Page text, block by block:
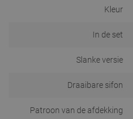
Kleur
In de set
Slanke versie
Draaibare sifon
Patroon van de afdekking